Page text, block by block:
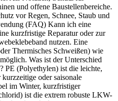
und offene Baustellenbereiche.
vor Regen, Schnee, Staub und
(FAQ) Kann ich eine
kurzfristige Reparatur oder zur
nutzen. Eine
Thermisches Schweißen) wie
Was ist der Unterschied
PE (Polyethylen) ist die leichte,
oder saisonale
im Winter, kurzfristiger
ist die extrem robuste LKW-